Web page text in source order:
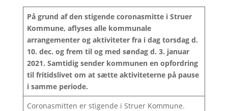
På grund af den stigende coronasmitte i Struer
Kommune, aflyses alle kommunale
arrangementer og aktiviteter fra i dag torsdag d.
10. dec. og frem til og med søndag d. 3. januar
2021. Samtidig sender kommunen en opfordring
til fritidslivet om at sætte aktiviteterne på pause
i samme periode.
Coronasmitten er stigende i Struer Kommune.